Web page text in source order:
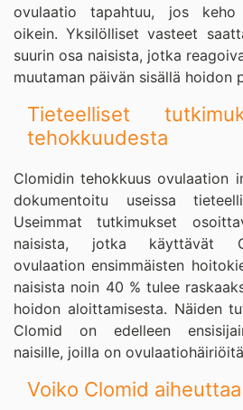
ovulaatio tapahtuu, jos keho
oikein. Yksilölliset vasteet
suurin osa naisista, jotka
muutaman päivän sisällä hoidon
Tieteelliset
tehokkuudesta
Clomidin tehokkuus ovulaation
dokumentoitu useissa
Useimmat tutkimukset
naisista, jotka käyttävät
ovulaation ensimmäisten
naisista noin 40 % tulee
hoidon aloittamisesta. Näiden
Clomid on edelleen
naisille, joilla on
Voiko Clomid